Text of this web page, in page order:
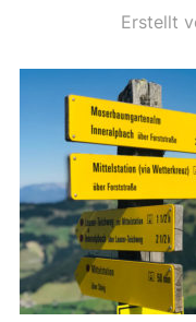
Erstellt